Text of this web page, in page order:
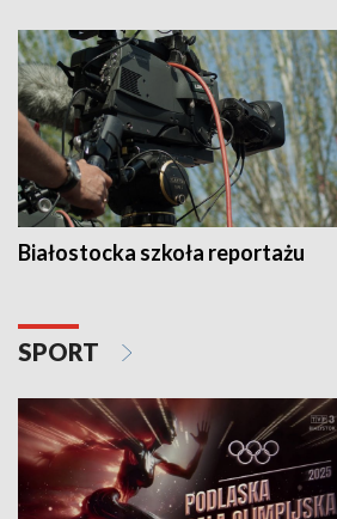
Białostocka szkoła reportażu
SPORT